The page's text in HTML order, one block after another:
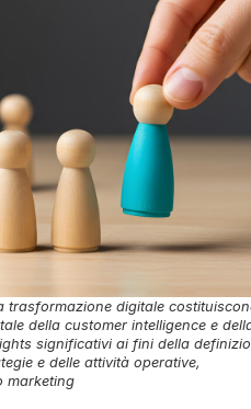
trasformazione digitale
della customer intelligence e
significativi ai fini della
e delle attività operative,
marketing